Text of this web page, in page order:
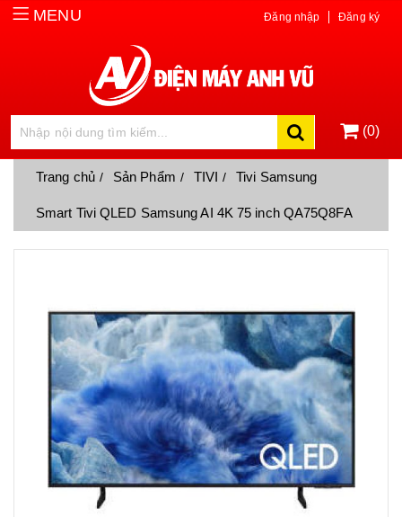
MENU Đăng nhập Đăng ký
(0)
Trang chủ Sản Phẩm TIVI Tivi Samsung
Smart Tivi QLED Samsung AI 4K 75 inch QA75Q8FA